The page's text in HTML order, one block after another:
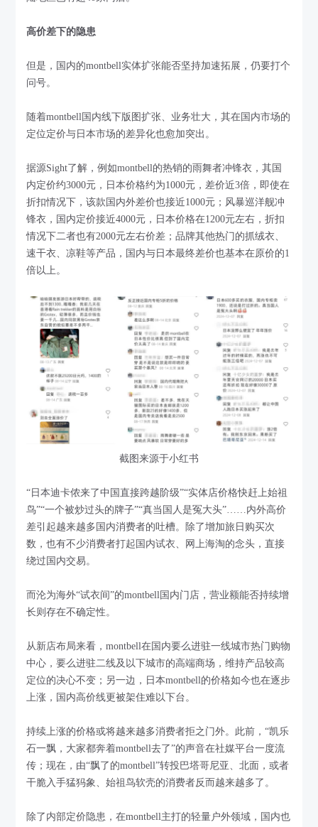
高价差下的隐患
但是，国内的montbell实体扩张能否坚持加速拓展，仍要打个
问号。
随着montbell国内线下版图扩张、业务壮大，其在国内市场的
定位定价与日本市场的差异化也愈加突出。
据源Sight了解，例如montbell的热销的雨舞者冲锋衣，其国
内定价约3000元，日本价格约为1000元，差价近3倍，即使在
折扣情况下，该款国内外差价也接近1000元；风暴巡洋舰冲
锋衣，国内定价接近4000元，日本价格在1200元左右，折扣
情况下二者也有2000元左右价差；品牌其他热门的抓绒衣、
速干衣、凉鞋等产品，国内与日本最终差价也基本在原价的1
倍以上。
截图来源于小红书
“日本迪卡侬来了中国直接跨越阶级”“实体店价格快赶上始祖
鸟”“一个被炒过头的牌子”“真当国人是冤大头”……内外高价
差引起越来越多国内消费者的吐槽。除了增加旅日购买次
数，也有不少消费者打起国内试衣、网上海淘的念头，直接
绕过国内交易。
而沦为海外“试衣间”的montbell国内门店，营业额能否持续增
长则存在不确定性。
从新店布局来看，montbell在国内要么进驻一线城市热门购物
中心，要么进驻二线及以下城市的高端商场，维持产品较高
定位的决心不变；另一边，日本montbell的价格如今也在逐步
上涨，国内高价线更被架住难以下台。
持续上涨的价格或将越来越多消费者拒之门外。此前，“凯乐
石一飘，大家都奔着montbell去了”的声音在社媒平台一度流
传；现在，由“飘了的montbell”转投巴塔哥尼亚、北面，或者
干脆入手猛犸象、始祖鸟软壳的消费者反而越来越多了。
除了内部定价隐患，在montbell主打的轻量户外领域，国内也